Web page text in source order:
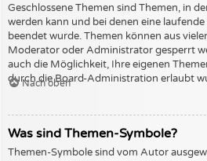
Geschlossene Themen sind Themen, in
werden kann und bei denen eine
beendet wurde. Themen können aus
Moderator oder Administrator gesperrt
auch die Möglichkeit, Ihre eigenen
durch die Board-Administration erlaubt
Nach oben
Was sind Themen-Symbole?
Themen-Symbole sind vom Autor